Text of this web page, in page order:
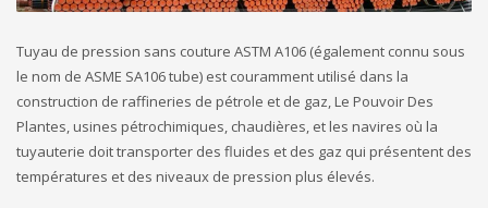
Tuyau de pression sans couture ASTM A106 (également connu sous
le nom de ASME SA106 tube) est couramment utilisé dans la
construction de raffineries de pétrole et de gaz, Le Pouvoir Des
Plantes, usines pétrochimiques, chaudières, et les navires où la
tuyauterie doit transporter des fluides et des gaz qui présentent des
températures et des niveaux de pression plus élevés.